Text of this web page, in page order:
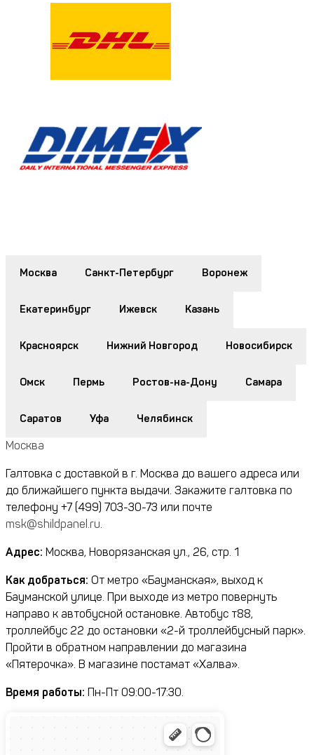
Москва Санкт-Петербург Воронеж
Екатеринбург Ижевск Казань
Красноярск Нижний Новгород Новосибирск
Омск Пермь Ростов-на-Дону Самара
Саратов Уфа Челябинск
Москва
Галтовка с доставкой в г. Москва до вашего адреса или
до ближайшего пункта выдачи. Закажите галтовка по
телефону +7 (499) 703-30-73 или почте
msk@shildpanel.ru.
Адрес: Москва, Новорязанская ул., 26, стр. 1
Как добраться: От метро «Бауманская», выход к
Бауманской улице. При выходе из метро повернуть
направо к автобусной остановке. Автобус т88,
троллейбус 22 до остановки «2-й троллейбусный парк».
Пройти в обратном направлении до магазина
«Пятерочка». В магазине постамат «Халва».
Время работы: Пн-Пт 09:00-17:30.